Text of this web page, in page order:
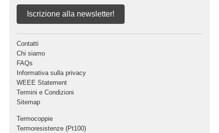
Iscrizione alla newsletter!
Contatti
Chi siamo
FAQs
Informativa sulla privacy
WEEE Statement
Termini e Condizioni
Sitemap
Termocoppie
Termoresistenze (Pt100)